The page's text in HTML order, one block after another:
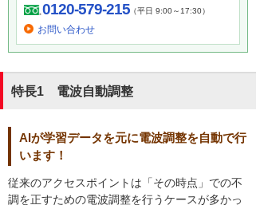
0120-579-215（平日 9:00～17:30）
お問い合わせ
特長1 電波自動調整
AIが学習データを元に電波調整を自動で行
います！
従来のアクセスポイントは「その時点」での不
調を正すための電波調整を行うケースが多かっ